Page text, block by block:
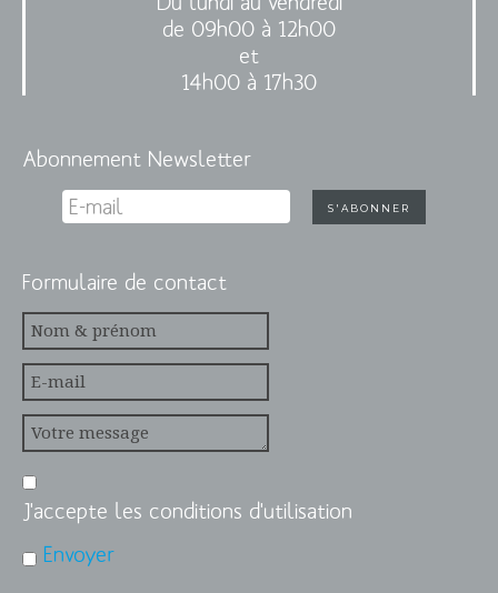
de 09h00 à 12h00
et
14h00 à 17h30
Abonnement Newsletter
Formulaire de contact
J'accepte les conditions d'utilisation
Envoyer